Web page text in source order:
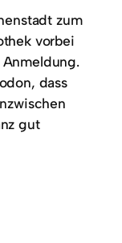
zum
vorbei
dass
gut